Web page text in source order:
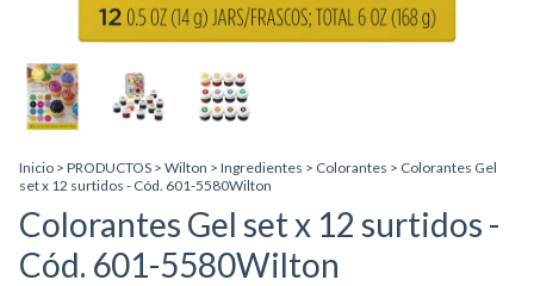
Inicio > PRODUCTOS > Wilton > Ingredientes > Colorantes > Colorantes Gel
set x 12 surtidos - Cód. 601-5580Wilton
Colorantes Gel set x 12 surtidos -
Cód. 601-5580Wilton